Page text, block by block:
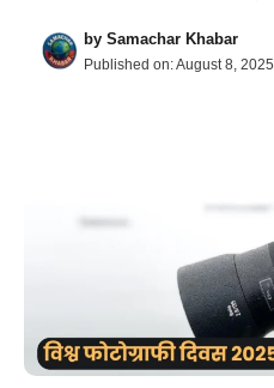
by Samachar Khabar
Published on:August 8, 2025